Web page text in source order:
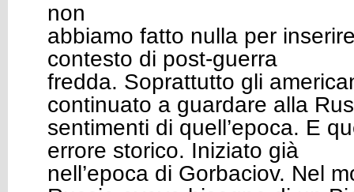
non
abbiamo fatto nulla per
contesto di post-guerra
fredda. Soprattutto gli
continuato a guardare alla
sentimenti di quell’epoca. E
errore storico. Iniziato già
nell’epoca di Gorbaciov. Nel